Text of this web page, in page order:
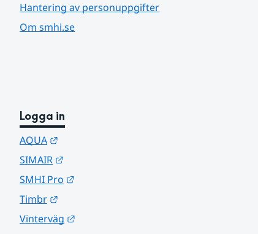
Hantering av personuppgifter
Om smhi.se
Logga in
AQUA
SIMAIR
SMHI Pro
Timbr
Vinterväg